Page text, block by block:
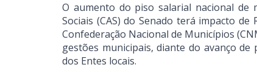
O aumento do piso salarial nacional de
Sociais (CAS) do Senado terá impacto
Confederação Nacional de Municípios
gestões municipais, diante do avanço
dos Entes locais.